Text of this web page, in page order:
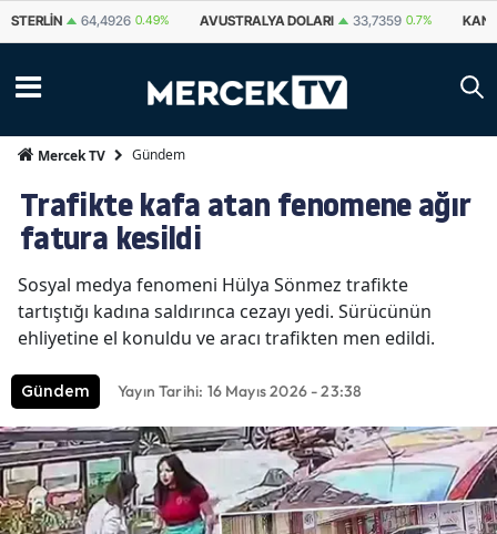
STERLIN 64,4926 0.49% AVUSTRALYA DOLARI 33,7359 0.7%
Mercek TV Gündem
Trafikte kafa atan fenomene ağır
fatura kesildi
Sosyal medya fenomeni Hülya Sönmez trafikte
tartıştığı kadına saldırınca cezayı yedi. Sürücünün
ehliyetine el konuldu ve aracı trafikten men edildi.
Gündem Yayın Tarihi: 16 Mayıs 2026 - 23:38